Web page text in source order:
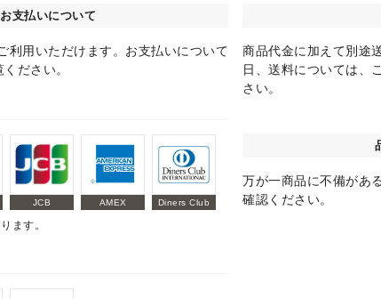
お支払いについて
利用いただけます。お支払いについて
ださい。
JCB AMEX Diners Club
ます。
商品代金に加えて別途
日、送料については、
さい。
万が一商品に不備があ
確認ください。